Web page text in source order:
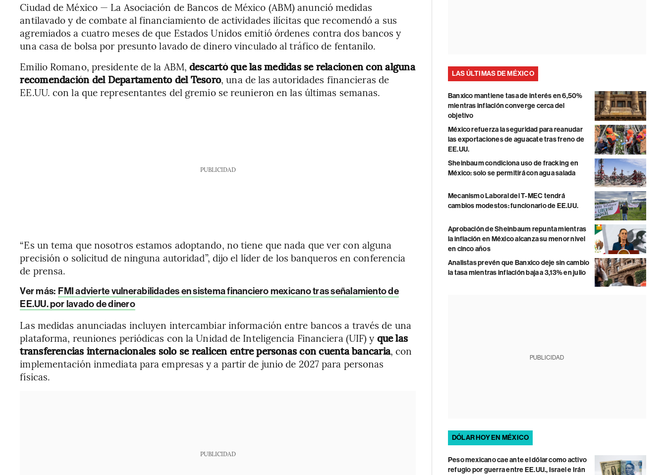
Ciudad de México — La Asociación de Bancos de México (ABM) anunció medidas
antilavado y de combate al financiamiento de actividades ilícitas que recomendó a sus
agremiados a cuatro meses de que Estados Unidos emitió órdenes contra dos bancos y
una casa de bolsa por presunto lavado de dinero vinculado al tráfico de fentanilo.
Emilio Romano, presidente de la ABM,descartó que las medidas se relacionen con alguna
recomendación del Departamento del Tesoro, una de las autoridades financieras de
EE.UU. con la que representantes del gremio se reunieron en las últimas semanas.
PUBLICIDAD
“Es un tema que nosotros estamos adoptando, no tiene que nada que ver con alguna
precisión o solicitud de ninguna autoridad”, dijo el líder de los banqueros en conferencia
de prensa.
Ver más: FMI advierte vulnerabilidades en sistema financiero mexicano tras señalamiento de
EE.UU. por lavado de dinero
Las medidas anunciadas incluyen intercambiar información entre bancos a través de una
plataforma, reuniones periódicas con la Unidad de Inteligencia Financiera (UIF) y que las
transferencias internacionales solo se realicen entre personas con cuenta bancaria, con
implementación inmediata para empresas y a partir de junio de 2027 para personas
físicas.
PUBLICIDAD
LAS ÚLTIMAS DE MÉXICO
Banxico mantiene tasa de interés en 6,50%
mientras inflación converge cerca del
objetivo
México refuerza la seguridad para reanudar
las exportaciones de aguacate tras freno de
EE.UU.
Sheinbaum condiciona uso de fracking en
México: solo se permitirá con agua salada
Mecanismo Laboral del T-MEC tendrá
cambios modestos: funcionario de EE.UU.
Aprobación de Sheinbaum repunta mientras
la inflación en México alcanza su menor nivel
en cinco años
Analistas prevén que Banxico deje sin cambio
la tasa mientras inflación baja a 3,13% en julio
PUBLICIDAD
DÓLAR HOY EN MÉXICO
Peso mexicano cae ante el dólar como activo
refugio por guerra entre EE.UU., Israel e Irán